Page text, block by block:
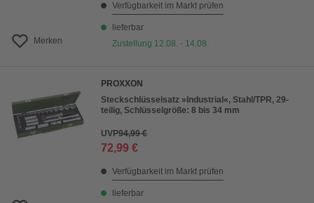
Merken
Verfügbarkeit im Markt prüfen
lieferbar
Zustellung 12.08. - 14.08.
PROXXON
Steckschlüsselsatz »Industrial«, Stahl/TPR, 29-
teilig, Schlüsselgröße: 8 bis 34 mm
UVP94,99 €
72,99 €
Verfügbarkeit im Markt prüfen
lieferbar